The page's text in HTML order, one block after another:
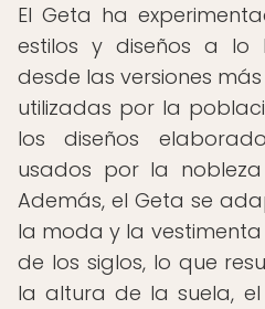
El Geta ha
estilos y diseños a lo
desde las versiones
utilizadas por la
los diseños
usados por la
Además, el Geta se
la moda y la
de los siglos, lo que
la altura de la suela,